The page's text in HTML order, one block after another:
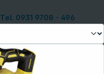
Tel. 0931 9708 - 496